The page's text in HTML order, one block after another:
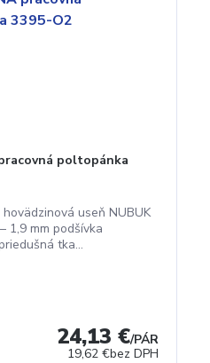
poltopánka
useň NUBUK
1,9 mm podšívka
tka...
24,13 €/PÁR
19,62 €bez DPH